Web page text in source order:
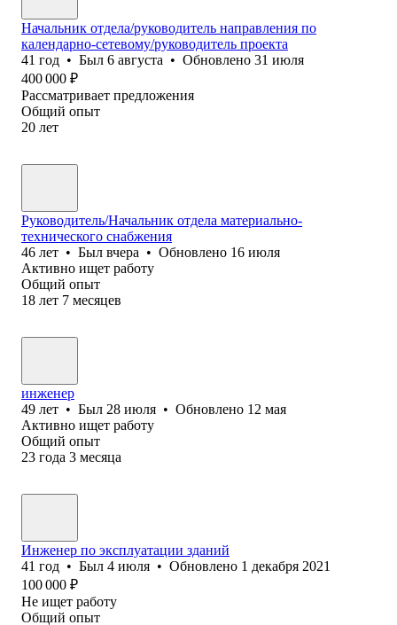
Начальник отдела/руководитель направления по
календарно-сетевому/руководитель проекта
41 год • Был 6 августа • Обновлено 31 июля
400 000 ₽
Рассматривает предложения
Общий опыт
20 лет
Руководитель/Начальник отдела материально-
технического снабжения
46 лет • Был вчера • Обновлено 16 июля
Активно ищет работу
Общий опыт
18 лет 7 месяцев
инженер
49 лет • Был 28 июля • Обновлено 12 мая
Активно ищет работу
Общий опыт
23 года 3 месяца
Инженер по эксплуатации зданий
41 год • Был 4 июля • Обновлено 1 декабря 2021
100 000 ₽
Не ищет работу
Общий опыт